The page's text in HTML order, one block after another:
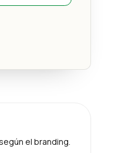
el branding.